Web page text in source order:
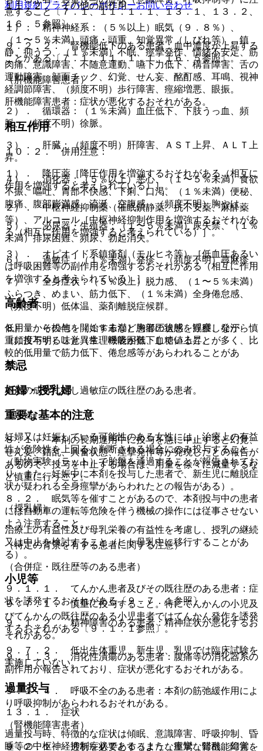
意すること〔７．１、１１．１．１、１３．１、１３．２、
１６．５参照〕。
９．２．２． 腎機能低下のある患者：血中濃度が上昇する
ことがある〔７．１、１１．１．１、１６．５参照〕。
（肝機能障害患者）
肝機能障害患者：症状が悪化するおそれがある。
相互作用
１０．２． 併用注意：
１）． 降圧薬［降圧作用を増強するおそれがある（相互に
作用を増強すると考えられている）］。
２）． 中枢神経抑制薬（催眠鎮静薬、抗不安薬、麻酔薬
等）、アルコール［中枢神経抑制作用を増強するおそれがあ
る（相互に作用を増強すると考えられている）］。
３）． オピオイド系鎮痛剤（モルヒネ等）［低血圧あるい
は呼吸困難等の副作用を増強するおそれがある（相互に作用
を増強すると考えられている）］。
高齢者
低用量から投与を開始するなど患者の状態を観察しながら慎
重に投与すること（生理機能が低下していることが多く、比
較的低用量で筋力低下、倦怠感等があらわれることがあ
る）。
妊婦・授乳婦
（妊婦）
妊婦又は妊娠している可能性のある女性には、治療上の有益
性が危険性を上回ると判断される場合にのみ投与すること
（動物実験（ラット）で胎盤を通過することが報告されてお
り、また、妊娠中に本剤を投与した患者で、新生児に離脱症
状が疑われる全身痙攣があらわれたとの報告がある）。
（授乳婦）
治療上の有益性及び母乳栄養の有益性を考慮し、授乳の継続
又は中止を検討すること（ヒト母乳中に移行することがあ
る）。
小児等
９．７．１． 慎重に投与すること。特にてんかんの小児及
びてんかんの既往歴のある小児患者ではてんかん発作を誘発
するおそれがある〔９．１．１参照〕。
９．７．２． 低出生体重児、新生児、乳児では臨床試験を
実施していない。
過量投与
１３．１． 症状
過量投与時、特徴的な症状は傾眠、意識障害、呼吸抑制、昏
睡等の中枢神経抑制症状である（また、痙攣、錯乱、幻覚、
１１．２． その他の副作用
１）． 精神神経系：（５％以上）眠気（９．８％）、
（１〜５％未満）頭痛・頭重、知覚異常（しびれ等）、鎮
静、抑うつ、（１％未満）不眠、痙攣発作、情緒不安定、筋
肉痛、意識障害、不随意運動、嚥下力低下、構音障害、舌の
運動障害、顔面チック、幻覚、せん妄、酩酊感、耳鳴、視神
経調節障害、（頻度不明）歩行障害、痙縮増悪、眼振。
２）． 循環器：（１％未満）血圧低下、下肢うっ血、頻
脈、（頻度不明）徐脈。
３）． 肝臓：（頻度不明）肝障害、ＡＳＴ上昇、ＡＬＴ上
昇。
４）． 消化器：（５％以上）悪心、（１〜５％未満）食欲
不振、嘔吐、胃部不快感、下痢、口渇、（１％未満）便秘、
腹痛、腹部膨満感、流涎、空腹感、（頻度不明）胸やけ。
５）． 泌尿器・生殖器：（１〜５％未満）尿失禁、（１％
未満）排尿困難、頻尿、勃起消失。
６）． 過敏症：（１％未満）発疹、（頻度不明）蕁麻疹。
７）． 全身症状：（５％以上）脱力感、（１〜５％未満）
ふらつき、めまい、筋力低下、（１％未満）全身倦怠感、
（頻度不明）低体温、薬剤離脱症候群。
８）． その他：（１％未満）胸部圧迫感、浮腫、発汗、
（頻度不明）味覚異常、呼吸困難、血糖値上昇。
禁忌
本剤の成分に対し過敏症の既往歴のある患者。
重要な基本的注意
８．１． 本剤の長期連用中に投与を急に中止すると幻覚、
せん妄、錯乱、興奮状態、痙攣発作等が発現したとの報告が
あるので、投与を中止する場合は、用量を徐々に減量するな
ど慎重に行うこと。
８．２． 眠気等を催すことがあるので、本剤投与中の患者
には自動車の運転等危険を伴う機械の操作には従事させない
よう注意すること。
（特定の背景を有する患者に関する注意）
（合併症・既往歴等のある患者）
９．１．１． てんかん患者及びその既往歴のある患者：症
状を誘発するおそれがある〔９．７．１参照〕。
９．１．２． 精神障害のある患者：精神症状が悪化するお
それがある。
９．１．３． 消化性潰瘍のある患者：腹痛等の消化器系の
副作用が報告されており、症状が悪化するおそれがある。
９．１．４． 呼吸不全のある患者：本剤の筋弛緩作用によ
り呼吸抑制があらわれるおそれがある。
（腎機能障害患者）
９．２．１． 透析を必要とするような重篤な腎機能障害を
利用規約プライバシーポリシーお問い合わせ